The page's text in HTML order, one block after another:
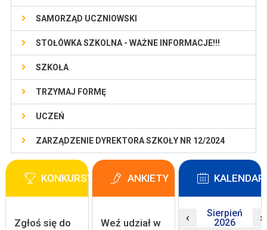
SAMORZĄD UCZNIOWSKI
STOŁÓWKA SZKOLNA - WAŻNE INFORMACJE!!!
SZKOŁA
TRZYMAJ FORMĘ
UCZEŃ
ZARZĄDZENIE DYREKTORA SZKOŁY NR 12/2024
KONKURSY
Zgłoś się do
ANKIETY
Weź udział w
‹
Sierpień
2026
›